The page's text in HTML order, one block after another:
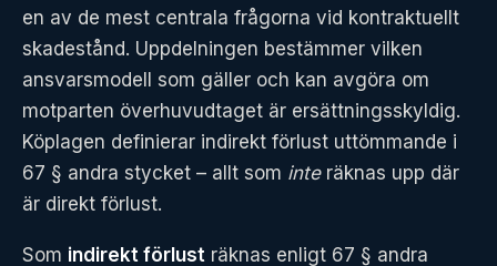
en av de mest centrala frågorna vid kontraktuellt
skadestånd. Uppdelningen bestämmer vilken
ansvarsmodell som gäller och kan avgöra om
motparten överhuvudtaget är ersättningsskyldig.
Köplagen definierar indirekt förlust uttömmande i
67 § andra stycket – allt som interäknas upp där
är direkt förlust.
Som indirekt förlust räknas enligt 67 § andra